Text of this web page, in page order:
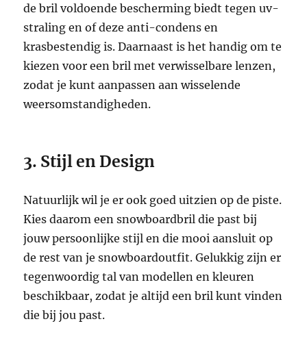
de bril voldoende bescherming biedt tegen uv-
straling en of deze anti-condens en
krasbestendig is. Daarnaast is het handig om te
kiezen voor een bril met verwisselbare lenzen,
zodat je kunt aanpassen aan wisselende
weersomstandigheden.
3. Stijl en Design
Natuurlijk wil je er ook goed uitzien op de piste.
Kies daarom een snowboardbril die past bij
jouw persoonlijke stijl en die mooi aansluit op
de rest van je snowboardoutfit. Gelukkig zijn er
tegenwoordig tal van modellen en kleuren
beschikbaar, zodat je altijd een bril kunt vinden
die bij jou past.